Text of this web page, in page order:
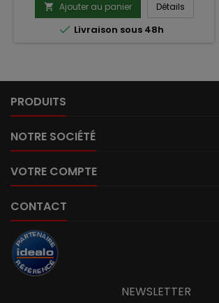
 Ajouter au panier Détails
 Livraison sous 48h
PRODUITS
NOTRE SOCIÉTÉ
VOTRE COMPTE
CONTACT
NEWSLETTER